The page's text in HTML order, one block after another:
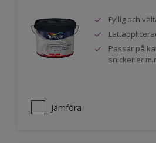
Fyllig och
Passar på
snickerier
Jämföra